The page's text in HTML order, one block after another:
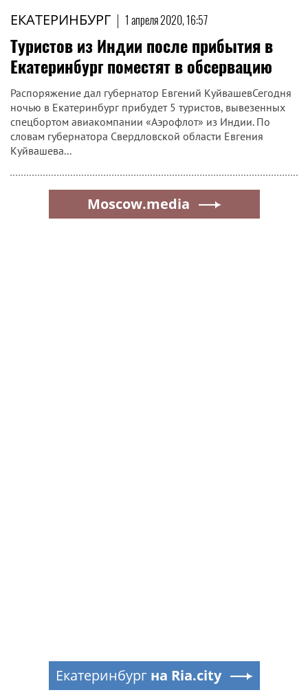
ЕКАТЕРИНБУРГ | 1 апреля 2020, 16:57
Туристов из Индии после прибытия в
Екатеринбург поместят в обсервацию
Распоряжение дал губернатор Евгений КуйвашевСегодня
ночью в Екатеринбург прибудет 5 туристов, вывезенных
спецбортом авиакомпании «Аэрофлот» из Индии. По
словам губернатора Свердловской области Евгения
Куйвашева...
Moscow.media
Екатеринбург на Ria.city